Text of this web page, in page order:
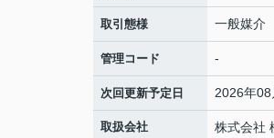
取引態様 一般媒介
管理コード -
次回更新予定日 2026年08
取扱会社
株式会社